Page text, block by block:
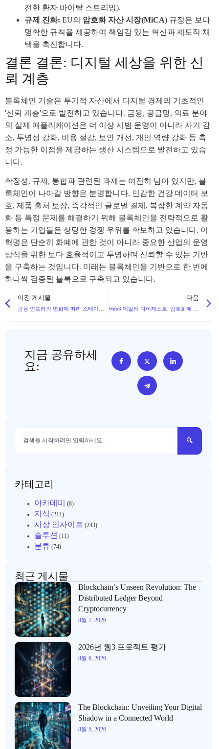
전한 환자 바이탈 스트리밍).
규제 진화: EU의 암호화 자산 시장(MiCA) 규정은 보다
명확한 규칙을 제공하여 책임감 있는 혁신과 제도적 채
택을 촉진합니다.
결론 결론: 디지털 세상을 위한 신
뢰 계층
블록체인 기술은 투기적 자산에서 디지털 경제의 기초적인
'신뢰 계층'으로 발전하고 있습니다. 금융, 공급망, 의료 분야
의 실제 애플리케이션은 더 이상 시범 운영이 아니라 사기 감
소, 투명성 강화, 비용 절감, 보안 개선, 개인 역량 강화 등 측
정 가능한 이점을 제공하는 생산 시스템으로 발전하고 있습
니다.
확장성, 규제, 통합과 관련된 과제는 여전히 남아 있지만, 블
록체인이 나아갈 방향은 분명합니다. 민감한 건강 데이터 보
호, 제품 출처 보장, 즉각적인 글로벌 결제, 복잡한 계약 자동
화 등 특정 문제를 해결하기 위해 블록체인을 전략적으로 활
용하는 기업들은 상당한 경쟁 우위를 확보하고 있습니다. 이
혁명은 단순히 화폐에 관한 것이 아니라 중요한 산업의 운영
방식을 위한 보다 효율적이고 투명하며 신뢰할 수 있는 기반
을 구축하는 것입니다. 미래는 블록체인을 기반으로 한 번에
하나씩 검증된 블록으로 구축되고 있습니다.
이전 게시물 다음
지금 공유하세
요:
카테고리
아카데미 (8)
지식 (211)
시장 인사이트 (243)
솔루션 (11)
분류 (74)
최근 게시물
Blockchain’s Unseen Revolution: The
Distributed Ledger Beyond
Cryptocurrency
8월 7, 2026
2026년 웹3 프로젝트 평가
8월 6, 2026
The Blockchain: Unveiling Your Digital
Shadow in a Connected World
8월 5, 2026